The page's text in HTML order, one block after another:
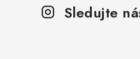
s
Sledujte